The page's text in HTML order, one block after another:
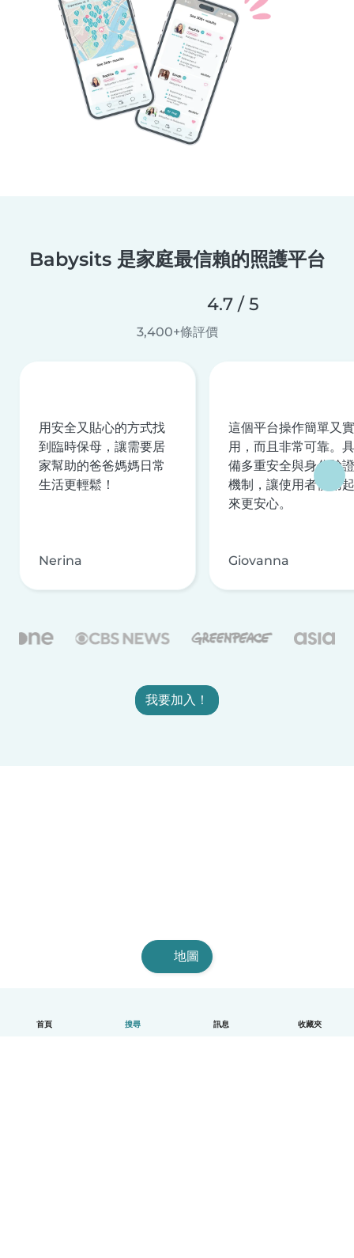
首頁 搜尋 訊息 收藏夾
Babysits 是家庭最信賴的照護平台
4.7 / 5
3,400+條評價
用安全又貼心的方式找
到臨時保母，讓需要居
家幫助的爸爸媽媽日常
生活更輕鬆！
Nerina
這個平台操作簡單又實
用，而且非常可靠。具
備多重安全與身分驗證
機制，讓使用者使用起
來更安心。
Giovanna
我要加入！
地圖